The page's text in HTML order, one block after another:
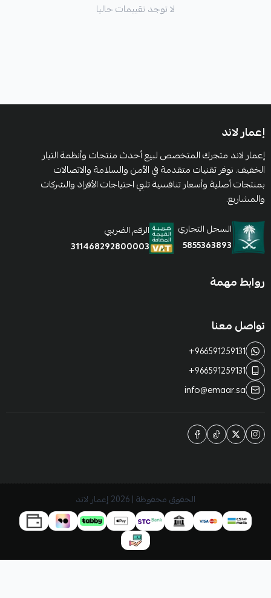
لا توجد تقييمات حاليا
إعمار لاند
إعمار لاند متجرك المتخصص لبيع أحدث منتجات وأنظمة التيار
الخفيف. نوفر تقنيات متقدمة في الأمن والسلامة والاتصالات
بمنتجات أصلية وأسعار تنافسية تلبي احتياجات الأفراد والشركات
والمشاريع.
السجل التجاري
5855363893
الرقم الضريبي
311468292800003
روابط مهمة
تواصل معنا
+966591259131
+966591259131
info@emaar.sa
الحقوق محفوظة | 2026 إعمار لاند